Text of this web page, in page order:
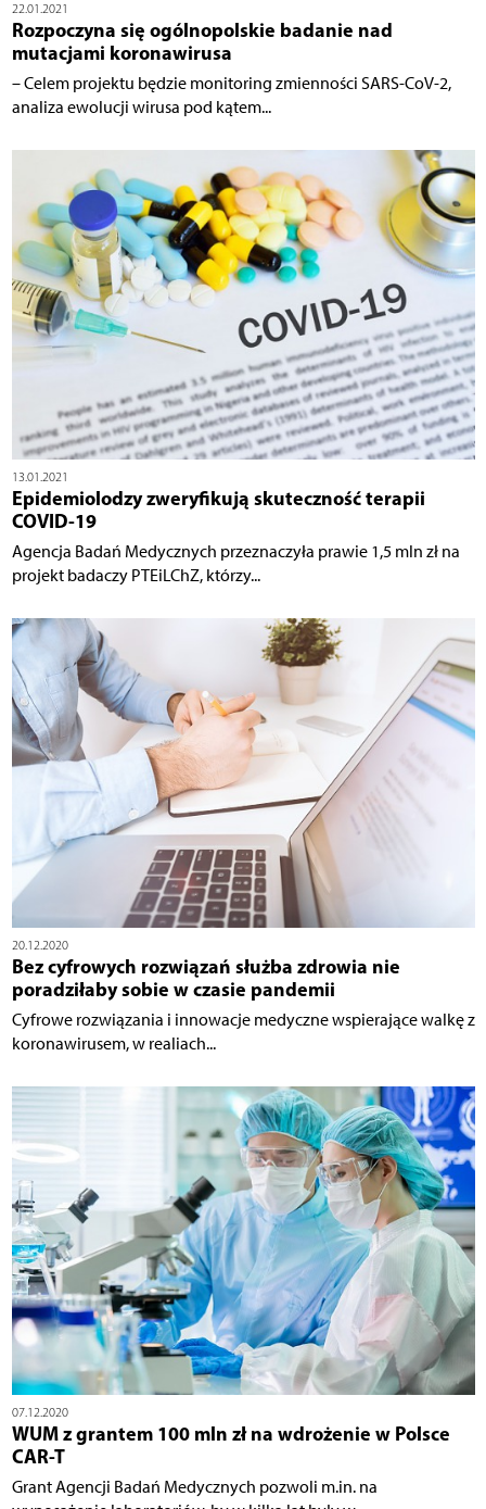
22.01.2021
Rozpoczyna się ogólnopolskie badanie nad
mutacjami koronawirusa
– Celem projektu będzie monitoring zmienności SARS-CoV-2,
analiza ewolucji wirusa pod kątem...
13.01.2021
Epidemiolodzy zweryfikują skuteczność terapii
COVID-19
Agencja Badań Medycznych przeznaczyła prawie 1,5 mln zł na
projekt badaczy PTEiLChZ, którzy...
20.12.2020
Bez cyfrowych rozwiązań służba zdrowia nie
poradziłaby sobie w czasie pandemii
Cyfrowe rozwiązania i innowacje medyczne wspierające walkę z
koronawirusem, w realiach...
07.12.2020
WUM z grantem 100 mln zł na wdrożenie w Polsce
CAR-T
Grant Agencji Badań Medycznych pozwoli m.in. na